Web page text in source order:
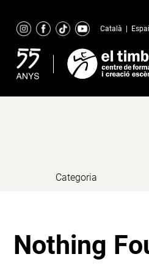
content
Català
Nothing